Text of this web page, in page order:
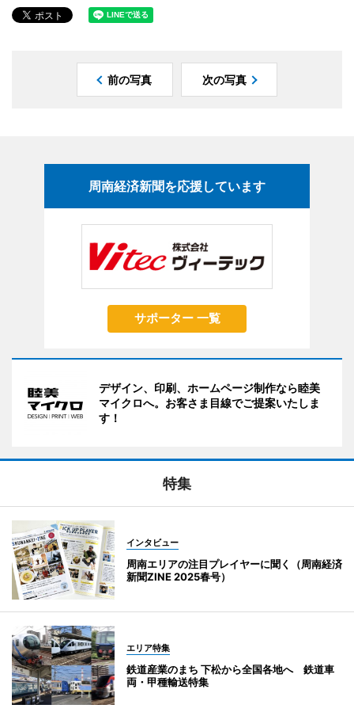
前の写真 次の写真
周南経済新聞を応援しています
サポーター 一覧
デザイン、印刷、ホームページ制作なら睦美
マイクロへ。お客さま目線でご提案いたしま
す！
特集
インタビュー
周南エリアの注目プレイヤーに聞く（周南経済
新聞ZINE 2025春号）
エリア特集
鉄道産業のまち 下松から全国各地へ 鉄道車
両・甲種輸送特集